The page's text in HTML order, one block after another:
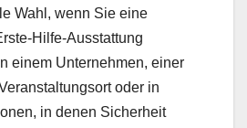
Wahl, wenn Sie eine
Hilfe-Ausstattung
einem Unternehmen, einer
oder in
in denen Sicherheit